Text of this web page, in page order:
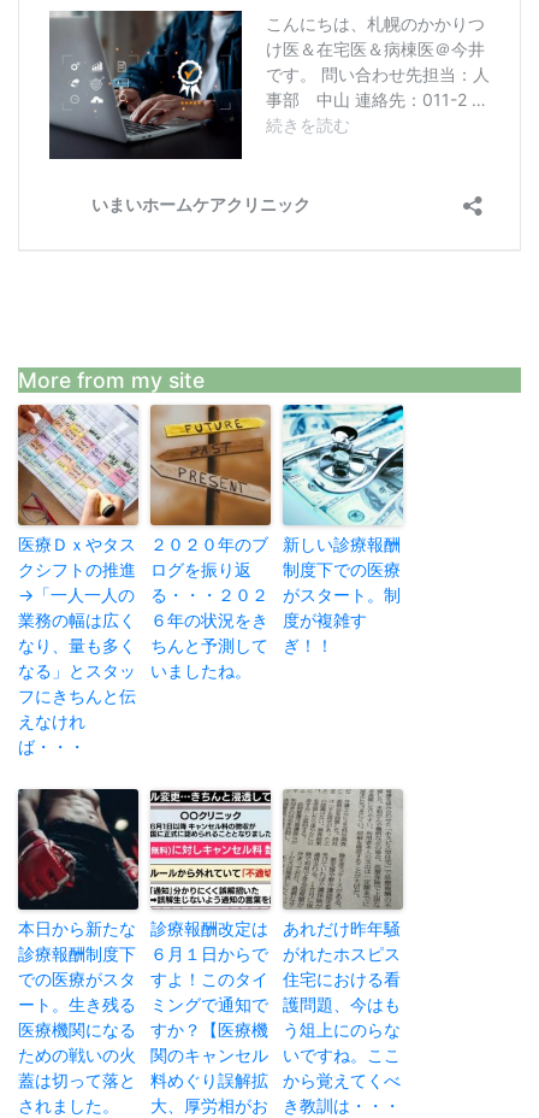
More from my site
医療Ｄｘやタス
クシフトの推進
→「一人一人の
業務の幅は広く
なり、量も多く
なる」とスタッ
フにきちんと伝
えなけれ
ば・・・
２０２０年のブ
ログを振り返
る・・・２０２
６年の状況をき
ちんと予測して
いましたね。
新しい診療報酬
制度下での医療
がスタート。制
度が複雑す
ぎ！！
本日から新たな
診療報酬制度下
での医療がスタ
ート。生き残る
医療機関になる
ための戦いの火
蓋は切って落と
されました。
診療報酬改定は
６月１日からで
すよ！このタイ
ミングで通知で
すか？【医療機
関のキャンセル
料めぐり誤解拡
大、厚労相がお
あれだけ昨年騒
がれたホスピス
住宅における看
護問題、今はも
う俎上にのらな
いですね。ここ
から覚えてくべ
き教訓は・・・